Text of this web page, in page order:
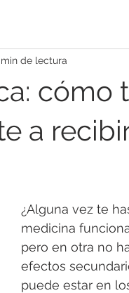
cómo
a
de lectura
¿Alguna vez te
medicina
pero en otra no
efectos
puede estar en